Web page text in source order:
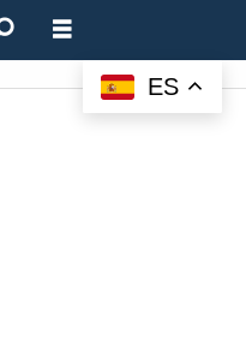
ES
Bitcoin: $64.600,08